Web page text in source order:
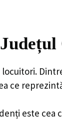
ce
este cea